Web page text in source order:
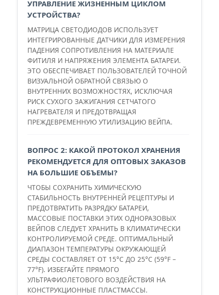
УПРАВЛЕНИЕ ЖИЗНЕННЫМ ЦИКЛОМ
УСТРОЙСТВА?
МАТРИЦА СВЕТОДИОДОВ ИСПОЛЬЗУЕТ
ИНТЕГРИРОВАННЫЕ ДАТЧИКИ ДЛЯ ИЗМЕРЕНИЯ
ПАДЕНИЯ СОПРОТИВЛЕНИЯ НА МАТЕРИАЛЕ
ФИТИЛЯ И НАПРЯЖЕНИЯ ЭЛЕМЕНТА БАТАРЕИ.
ЭТО ОБЕСПЕЧИВАЕТ ПОЛЬЗОВАТЕЛЕЙ ТОЧНОЙ
ВИЗУАЛЬНОЙ ОБРАТНОЙ СВЯЗЬЮ О
ВНУТРЕННИХ ВОЗМОЖНОСТЯХ, ИСКЛЮЧАЯ
РИСК СУХОГО ЗАЖИГАНИЯ СЕТЧАТОГО
НАГРЕВАТЕЛЯ И ПРЕДОТВРАЩАЯ
ПРЕЖДЕВРЕМЕННУЮ УТИЛИЗАЦИЮ ВЕЙПА.
ВОПРОС 2: КАКОЙ ПРОТОКОЛ ХРАНЕНИЯ
РЕКОМЕНДУЕТСЯ ДЛЯ ОПТОВЫХ ЗАКАЗОВ
НА БОЛЬШИЕ ОБЪЕМЫ?
ЧТОБЫ СОХРАНИТЬ ХИМИЧЕСКУЮ
СТАБИЛЬНОСТЬ ВНУТРЕННЕЙ РЕЦЕПТУРЫ И
ПРЕДОТВРАТИТЬ РАЗРЯДКУ БАТАРЕИ,
МАССОВЫЕ ПОСТАВКИ ЭТИХ ОДНОРАЗОВЫХ
ВЕЙПОВ СЛЕДУЕТ ХРАНИТЬ В КЛИМАТИЧЕСКИ
КОНТРОЛИРУЕМОЙ СРЕДЕ. ОПТИМАЛЬНЫЙ
ДИАПАЗОН ТЕМПЕРАТУРЫ ОКРУЖАЮЩЕЙ
СРЕДЫ СОСТАВЛЯЕТ ОТ 15°C ДО 25°C (59°F –
77°F). ИЗБЕГАЙТЕ ПРЯМОГО
УЛЬТРАФИОЛЕТОВОГО ВОЗДЕЙСТВИЯ НА
КОНСТРУКЦИОННЫЕ ПЛАСТМАССЫ.